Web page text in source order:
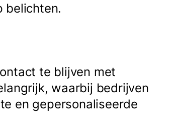
belichten.
te blijven met
waarbij bedrijven
en gepersonaliseerde